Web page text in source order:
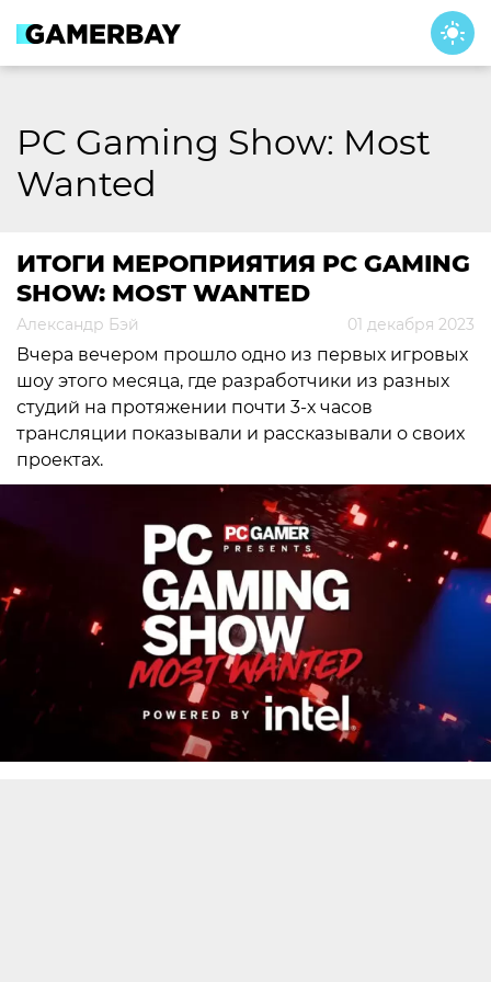
content
PC Gaming Show: Most
Wanted
ИТОГИ МЕРОПРИЯТИЯ PC GAMING
SHOW: MOST WANTED
Александр Бэй 01 декабря 2023
Вчера вечером прошло одно из первых игровых
шоу этого месяца, где разработчики из разных
студий на протяжении почти 3-х часов
трансляции показывали и рассказывали о своих
проектах.